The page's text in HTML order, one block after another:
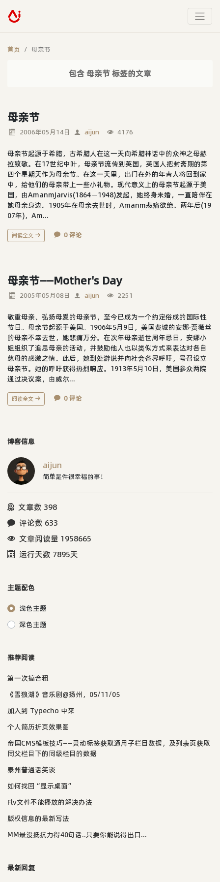
首页 母亲节
包含 母亲节 标签的文章
母亲节
2006年05月14日 aijun 4176
母亲节起源于希腊，古希腊人在这一天向希腊神话中的众神之母赫
拉致敬。在17世纪中叶，母亲节流传到英国，英国人把封斋期的第
四个星期天作为母亲节。在这一天里，出门在外的年青人将回到家
中，给他们的母亲带上一些小礼物。现代意义上的母亲节起源于美
国，由AmanmJarvis(1864－1948)发起，她终身未婚，一直陪伴在
她母亲身边。1905年在母亲去世时，Amanm悲痛欲绝。两年后(19
07年)，Am...
阅读全文 0 评论
母亲节——Mother's Day
2005年05月08日 aijun 2251
敬重母亲、弘扬母爱的母亲节，至今已成为一个约定俗成的国际性
节日。母亲节起源于美国。1906年5月9日，美国费城的安娜·贾薇丝
的母亲不幸去世，她悲痛万分。在次年母亲逝世周年忌日，安娜小
姐组织了追思母亲的活动，并鼓励他人也以类似方式来表达对各自
慈母的感激之情。此后，她到处游说并向社会各界呼吁，号召设立
母亲节。她的呼吁获得热烈响应。1913年5月10日，美国参众两院
通过决议案，由威尔...
阅读全文 0 评论
博客信息
aijun
简单是件很幸福的事！
文章数 398
评论数 633
文章阅读量 1958665
运行天数 7895天
主题配色
浅色主题
深色主题
推荐阅读
第一次搞合租
《雪狼湖》音乐剧@扬州，05/11/05
加入到 Typecho 中来
个人简历折页效果图
帝国CMS模板技巧——灵动标签获取通用子栏目数据，及列表页获取
同父栏目下的同级栏目的数据
泰州普通话笑谈
如何找回“显示桌面”
Flv文件不能播放的解决办法
版权信息的最新写法
MM最没抵抗力得40句话..只要你能说得出口...
最新回复